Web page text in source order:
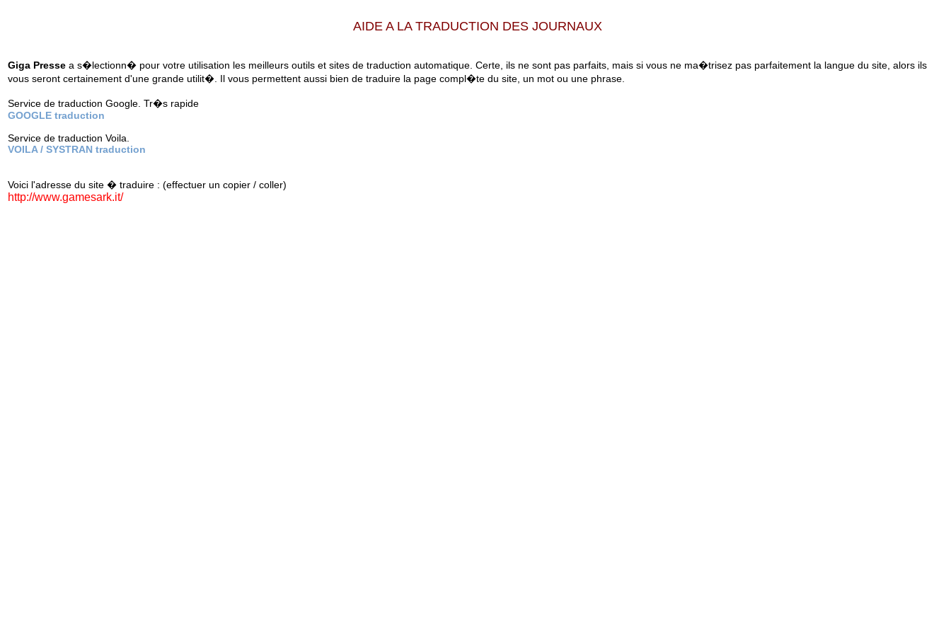
AIDE A LA TRADUCTION DES JOURNAUX
Giga Presse a s�lectionn� pour votre utilisation les meilleurs outils et sites de traduction automatique. Certe, ils ne sont pas parfaits, mais si vous ne ma�trisez pas parfaitement la langue du site, alors ils
vous seront certainement d'une grande utilit�. Il vous permettent aussi bien de traduire la page compl�te du site, un mot ou une phrase.
Service de traduction Google. Tr�s rapide
GOOGLE traduction
Service de traduction Voila.
VOILA / SYSTRAN traduction
Voici l'adresse du site � traduire : (effectuer un copier / coller)
http://www.gamesark.it/